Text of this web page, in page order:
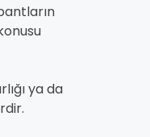
ya da